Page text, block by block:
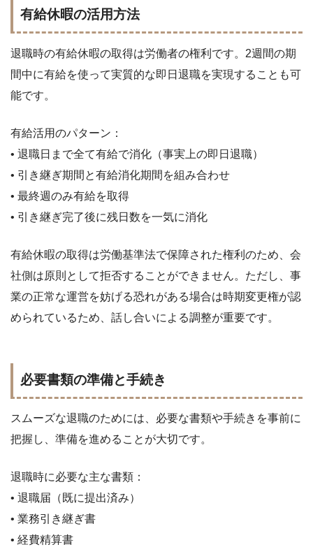
有給休暇の活用方法
退職時の有給休暇の取得は労働者の権利です。2週間の期
間中に有給を使って実質的な即日退職を実現することも可
能です。
有給活用のパターン：
• 退職日まで全て有給で消化（事実上の即日退職）
• 引き継ぎ期間と有給消化期間を組み合わせ
• 最終週のみ有給を取得
• 引き継ぎ完了後に残日数を一気に消化
有給休暇の取得は労働基準法で保障された権利のため、会
社側は原則として拒否することができません。ただし、事
業の正常な運営を妨げる恐れがある場合は時期変更権が認
められているため、話し合いによる調整が重要です。
必要書類の準備と手続き
スムーズな退職のためには、必要な書類や手続きを事前に
把握し、準備を進めることが大切です。
退職時に必要な主な書類：
• 退職届（既に提出済み）
• 業務引き継ぎ書
• 経費精算書